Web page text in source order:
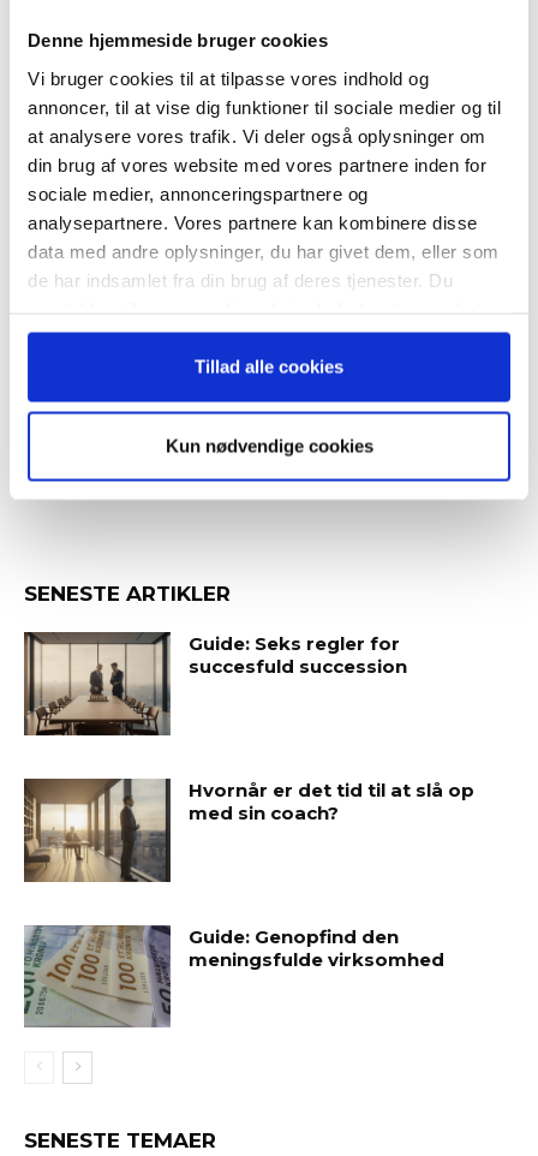
Denne hjemmeside bruger cookies
Vi bruger cookies til at tilpasse vores indhold og
annoncer, til at vise dig funktioner til sociale medier og til
at analysere vores trafik. Vi deler også oplysninger om
din brug af vores website med vores partnere inden for
sociale medier, annonceringspartnere og
analysepartnere. Vores partnere kan kombinere disse
data med andre oplysninger, du har givet dem, eller som
de har indsamlet fra din brug af deres tjenester. Du
anvende vores hjemmeside.
Tillad alle cookies
Kun nødvendige cookies
RELATEREDE ARTIKLER
Guide: Genopfind den
meningsfulde virksomhed
topchefen er på vildspor
SENESTE ARTIKLER
Guide: Seks regler for
succesfuld succession
Hvornår er det tid til at slå op
med sin coach?
Guide: Genopfind den
meningsfulde virksomhed
SENESTE TEMAER
nyhedsbrev
– og modtag Ole Borchs bog
“Succes i en dansk bestyrelse”
Bestyrelsesguidens ugentlige nyhedsbrev samt
Tilmeld